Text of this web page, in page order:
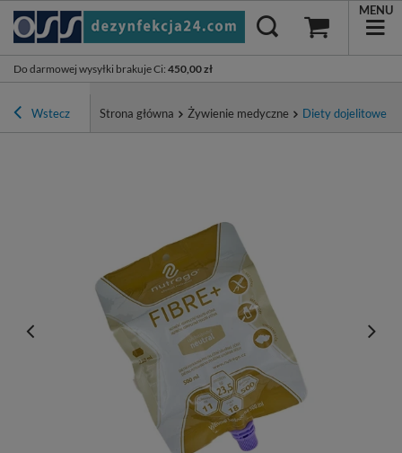
Do darmowej wysyłki brakuje Ci: 450,00 zł
MENU
Wstecz Strona główna Żywienie medyczne Diety dojelitowe